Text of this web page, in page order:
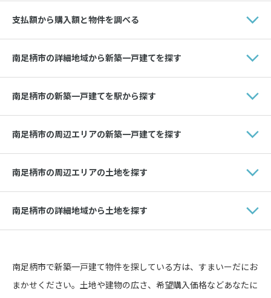
支払額から購入額と物件を調べる
南足柄市の詳細地域から新築一戸建てを探す
南足柄市の新築一戸建てを駅から探す
南足柄市の周辺エリアの新築一戸建てを探す
南足柄市の周辺エリアの土地を探す
南足柄市の詳細地域から土地を探す
南足柄市で新築一戸建て物件を探している方は、すまいーだにお
まかせください。土地や建物の広さ、希望購入価格などあなたに